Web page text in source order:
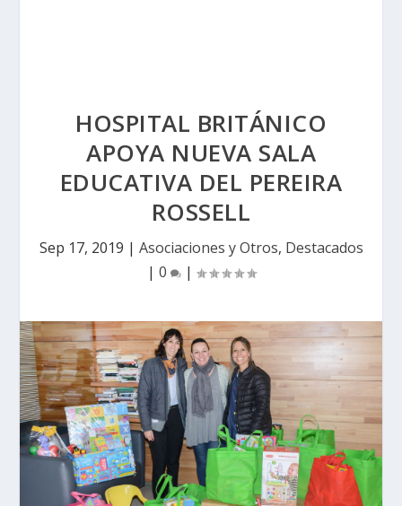
HOSPITAL BRITÁNICO
APOYA NUEVA SALA
EDUCATIVA DEL PEREIRA
ROSSELL
Sep 17, 2019 | Asociaciones y Otros, Destacados
| 0 |